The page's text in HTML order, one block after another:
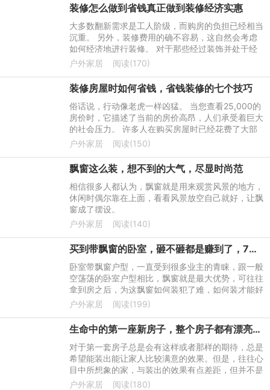
装修怎么做到省钱真正做到装修经济实惠
大多数翻新需求是工人阶级，而购房的负担已经相当
沉重。 另外，装修费用的确不容易，这自然会考虑
如何经济地进行装修。 对于那些经过装饰并处于经
济装饰中的人，建议使用以下物品。 我从一些省钱
户外家居 阅读(170)
装修房屋时如何省钱，省钱装修的七个技巧
俗话说，行动像老虎一样凶猛。 当您查看25,000的
房价时，它描述了当前的房价高昂，人们承受着巨大
的社会压力。 许多人在购买房屋时已经花费了大部
分积蓄。 买房后，他们仍然面临装修问题。 那么谁
户外家居 阅读(150)
飘窗这么装，想不到的大气，尽显时尚范
相信很多人都认为，飘窗就是用来观赏风景的地方，
休闲时偶尔靠在上面，看看风景放空自己就好，让飘
窗成了摆设。
户外家居
阅读(140)
买到带飘窗的卧室，砸不砸都是赚到了，7种设计休闲储物随你挑
卧室带飘窗户型，一直受到很多业主的青睐，跟一般
空荡荡的卧室户型相比，飘窗就是最大优势，可往往
拿到房之后，为这飘窗如何装犯了难，如何装才能好
看又实用，功能多多呢？
户外家居 阅读(199)
生命中的第一座新房子，整个房子都有漂亮的墙纸，家具进来了，越来越像家了
对于第一套房子总是会有这样或者那样的期待，总是
希望能装出能让家人比较满意的效果。但是，往往心
目中所想象的家，与装出的效果有点差距，但并不是
很大。装修材料比较多，不管使用何种材料去装修，
户外家居 阅读(180)